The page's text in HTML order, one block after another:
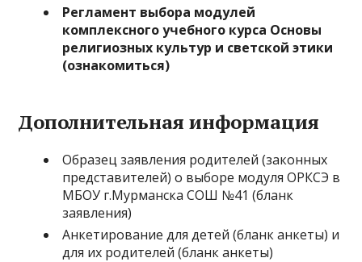
Регламент выбора модулей
комплексного учебного курса Основы
религиозных культур и светской этики
(ознакомиться)
Дополнительная информация
Образец заявления родителей (законных
представителей) о выборе модуля ОРКСЭ в
МБОУ г.Мурманска СОШ №41 (бланк
заявления)
Анкетирование для детей (бланк анкеты) и
для их родителей (бланк анкеты)